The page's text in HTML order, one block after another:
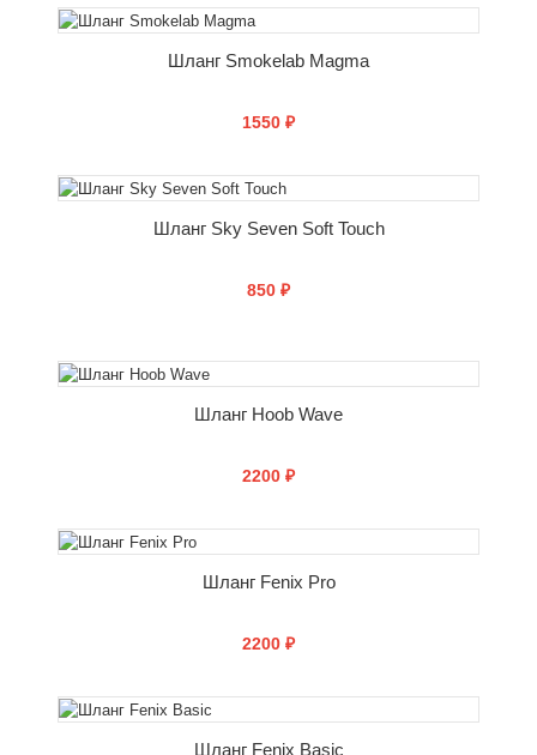
СООБЩИТЬ О ПОСТУПЛЕНИИ
Шланг Smokelab Magma
1550 ₽
СООБЩИТЬ О ПОСТУПЛЕНИИ
Шланг Sky Seven Soft Touch
850 ₽
СООБЩИТЬ О ПОСТУПЛЕНИИ
Шланг Hoob Wave
2200 ₽
СООБЩИТЬ О ПОСТУПЛЕНИИ
Шланг Fenix Pro
2200 ₽
СООБЩИТЬ О ПОСТУПЛЕНИИ
Шланг Fenix Basic